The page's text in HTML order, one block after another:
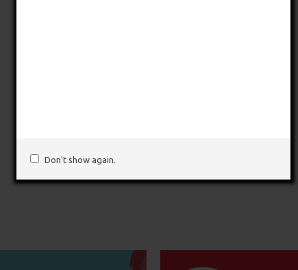
Don't show again.